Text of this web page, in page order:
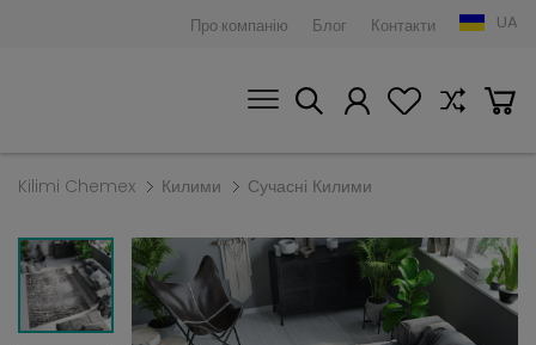
Про компанію Блог Контакти UA
Kilimi Chemex Килими Сучасні Килими